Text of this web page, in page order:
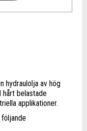
hydraulolja av hög
belastade
applikationer.